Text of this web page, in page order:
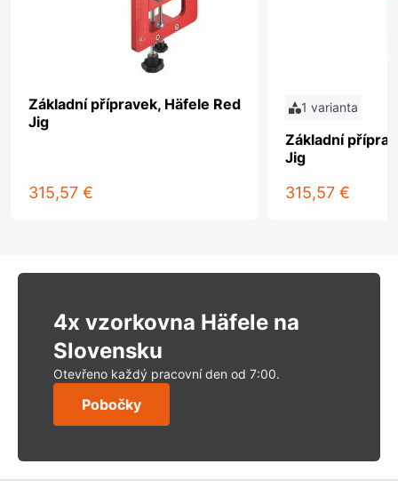
Základní přípravek, Häfele Red
Jig
315,57 €
1 varianta
Základní
Jig
315,57 €
4x vzorkovna Häfele na
Slovensku
Otevřeno každý pracovní den od 7:00.
Pobočky